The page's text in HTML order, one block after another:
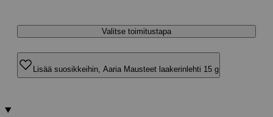
Valitse toimitustapa
Lisää suosikkeihin, Aaria Mausteet laakerinlehti 15 g